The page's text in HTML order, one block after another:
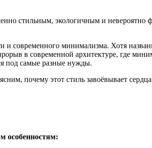
стильным, экологичным и невероятно
и современного минимализма. Хотя
в современной архитектуре, где
под самые разные нужды.
почему этот стиль завоёвывает
особенностям: